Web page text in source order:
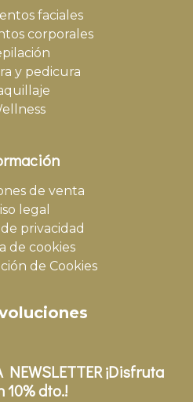
faciales
corporales
y pedicura
de venta
legal
privacidad
de cookies
de Cookies
NEWSLETTER ¡Disfruta
10% dto.!